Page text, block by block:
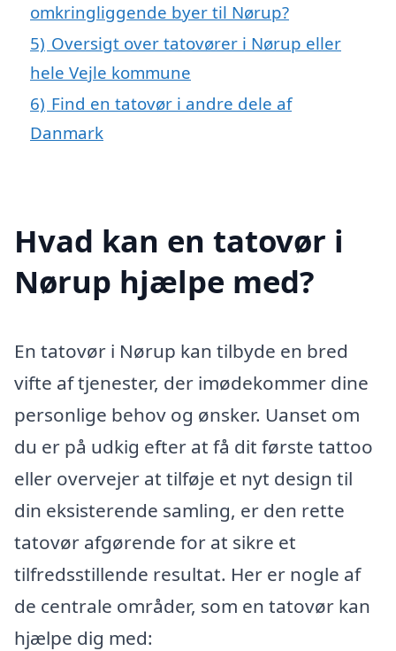
omkringliggende byer til Nørup?
5) Oversigt over tatovører i Nørup eller
hele Vejle kommune
6) Find en tatovør i andre dele af
Danmark
Hvad kan en tatovør i
Nørup hjælpe med?
En tatovør i Nørup kan tilbyde en bred
vifte af tjenester, der imødekommer dine
personlige behov og ønsker. Uanset om
du er på udkig efter at få dit første tattoo
eller overvejer at tilføje et nyt design til
din eksisterende samling, er den rette
tatovør afgørende for at sikre et
tilfredsstillende resultat. Her er nogle af
de centrale områder, som en tatovør kan
hjælpe dig med: